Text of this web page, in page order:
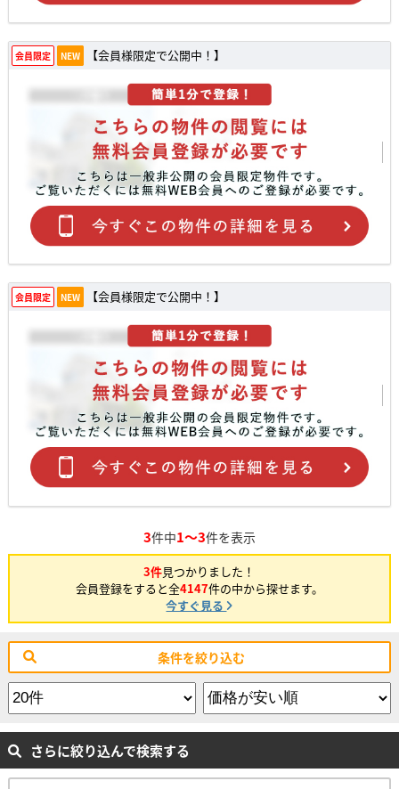
会員限定 NEW 【会員様限定で公開中！】
会員限定 NEW 【会員様限定で公開中！】
3件中1～3件を表示
3件見つかりました！
会員登録をすると全4147件の中から探せます。
今すぐ見る
条件を絞り込む
さらに絞り込んで検索する